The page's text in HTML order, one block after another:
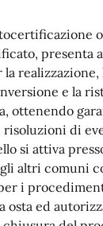
presenta
realizzazione,
e la
ottenendo
di
si attiva
altri comuni
i
osta ed